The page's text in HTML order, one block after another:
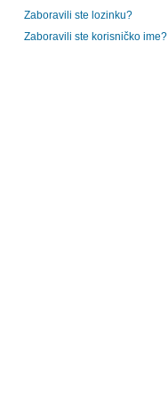
Zaboravili ste lozinku?
Zaboravili ste korisničko ime?